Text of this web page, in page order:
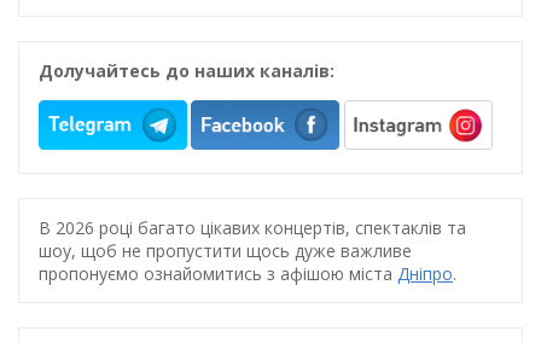
Долучайтесь до наших каналів:
В 2026 році багато цікавих концертів, спектаклів та
шоу, щоб не пропустити щось дуже важливе
пропонуємо ознайомитись з афішою міста Дніпро.